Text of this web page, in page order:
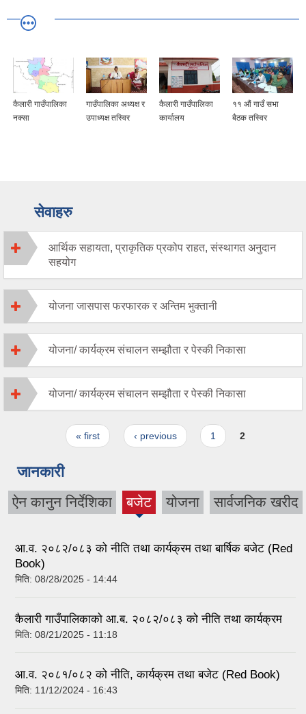
कैलारी गाउँपालिका
नक्सा
गाउँपालिका अध्यक्ष र
उपाध्यक्ष तस्विर
कैलारी गाउँपालिका
कार्यालय
११ औं गाउँ सभा
बैठक तस्विर
सेवाहरु
आर्थिक सहायता, प्राकृतिक प्रकोप राहत, संस्थागत अनुदान
सहयोग
योजना जासपास फरफारक र अन्तिम भुक्तानी
योजना/ कार्यक्रम संचालन सम्झौता र पेस्की निकासा
योजना/ कार्यक्रम संचालन सम्झौता र पेस्की निकासा
« first ‹ previous 1 2
जानकारी
ऐन कानुन निर्देशिका बजेट
(active
योजना सार्वजनिक खरीद
आ.व. २०८२/०८३ को नीति तथा कार्यक्रम तथा बार्षिक बजेट (Red
Book)
मिति: 08/28/2025 - 14:44
कैलारी गाउँपालिकाको आ.ब. २०८२/०८३ को नीति तथा कार्यक्रम
मिति: 08/21/2025 - 11:18
आ.व. २०८१/०८२ को नीति, कार्यक्रम तथा बजेट (Red Book)
मिति: 11/12/2024 - 16:43